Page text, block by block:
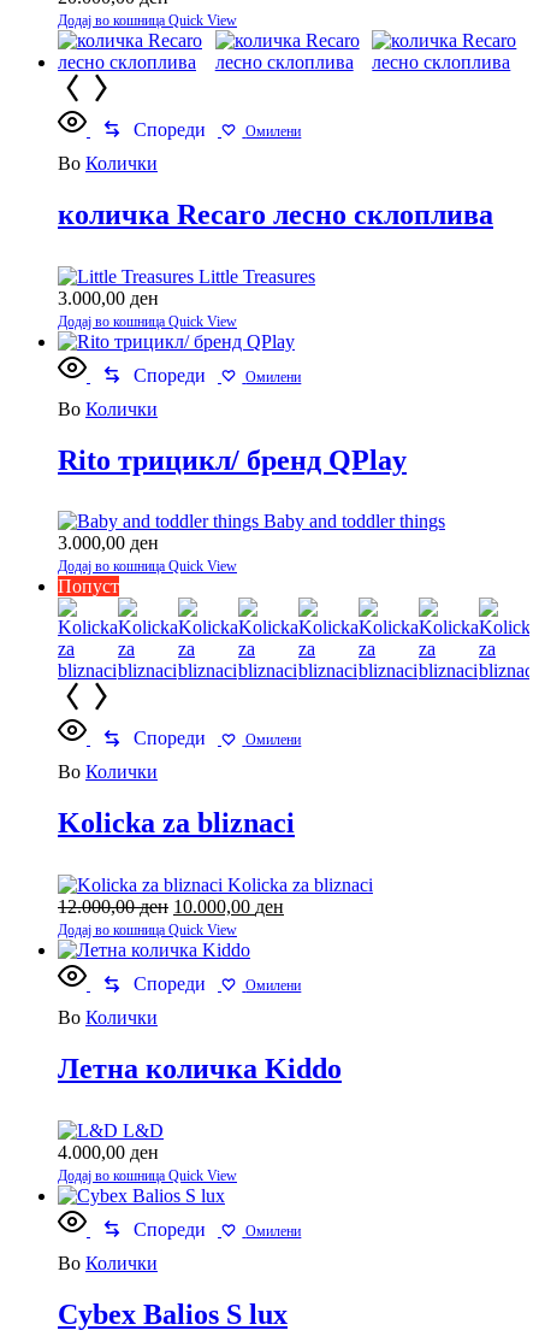
Додај во кошница Quick View
Спореди Омилени
Во Колички
количка Recaro лесно склоплива
Little Treasures
3.000,00 ден
Додај во кошница Quick View
Спореди Омилени
Во Колички
Rito трицикл/ бренд QPlay
Baby and toddler things
3.000,00 ден
Додај во кошница Quick View
Попуст
Спореди Омилени
Во Колички
Kolicka za bliznaci
Kolicka za bliznaci
12.000,00ден Original
price
was:
10.000,00 ден
Додај во кошница Quick View
Спореди Омилени
Во Колички
Летна количка Kiddo
L&D
4.000,00 ден
Додај во кошница Quick View
Спореди Омилени
Во Колички
Cybex Balios S lux